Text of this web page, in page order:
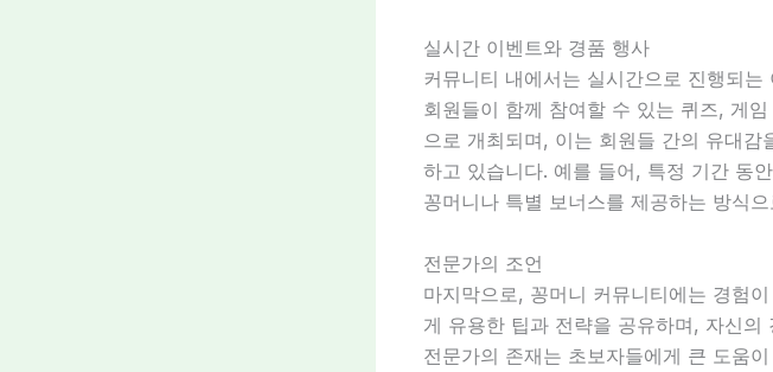
실시간 이벤트와 경품 행사
커뮤니티 내에서는 실시간으로 진행되
회원들이 함께 참여할 수 있는 퀴즈, 게
으로 개최되며, 이는 회원들 간의 유대
하고 있습니다. 예를 들어, 특정 기간 동
꽁머니나 특별 보너스를 제공하는 방식
전문가의 조언
마지막으로, 꽁머니 커뮤니티에는 경험
게 유용한 팁과 전략을 공유하며, 자신
전문가의 존재는 초보자들에게 큰 도움